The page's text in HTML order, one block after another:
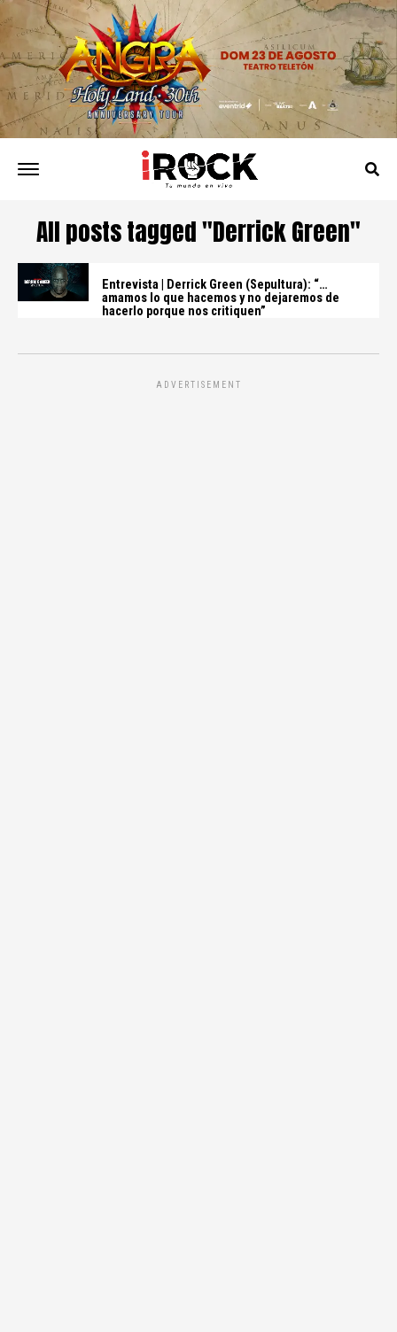
All posts tagged "Derrick Green"
Entrevista | Derrick Green (Sepultura): “…
amamos lo que hacemos y no dejaremos de
hacerlo porque nos critiquen”
ADVERTISEMENT